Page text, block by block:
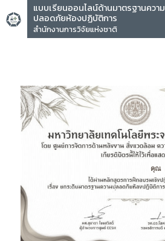
แบบเรียนออนไลน์ด้านมาตรฐานความ
ปลอดภัยห้องปฏิบัติการ
สำนักงานการวิจัยแห่งชาติ
คุณ